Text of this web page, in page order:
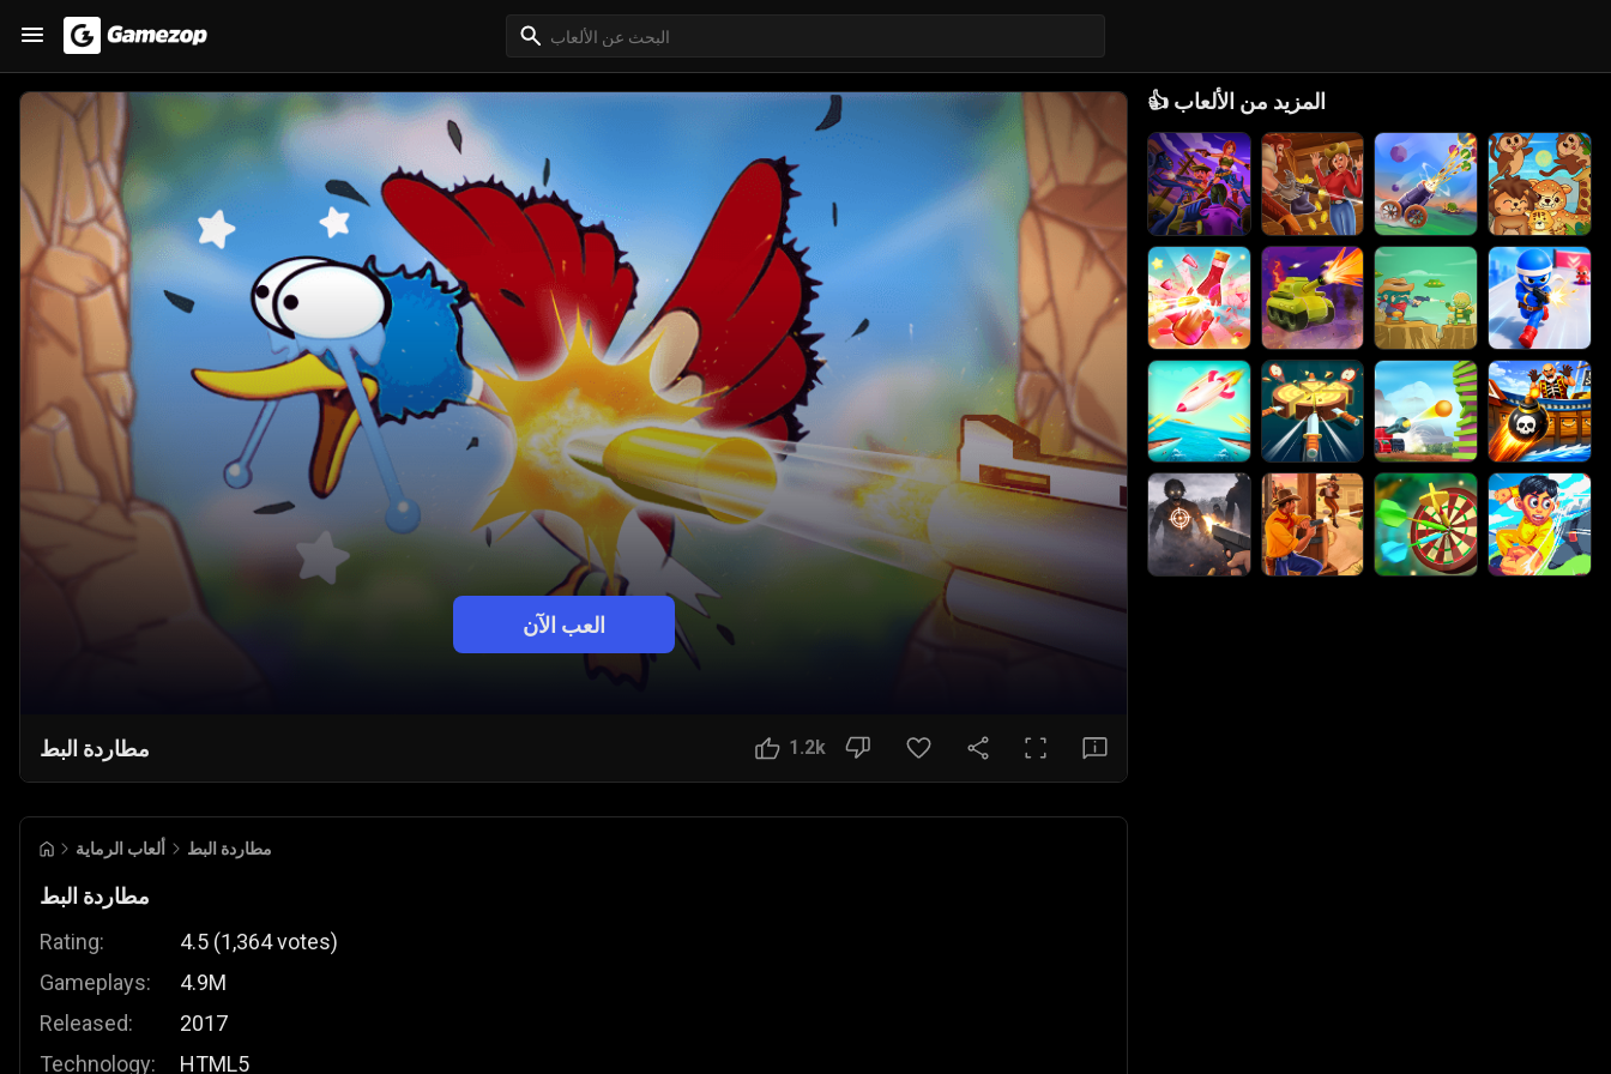
العب الآن
مطاردة البط 1.2k
ألعاب الرماية مطاردة البط
مطاردة البط
Rating:
Gameplays:
Released:
Technology:
4.5 (1,364votes)
4.9M
2017
HTML5
👍 المزيد من الألعاب